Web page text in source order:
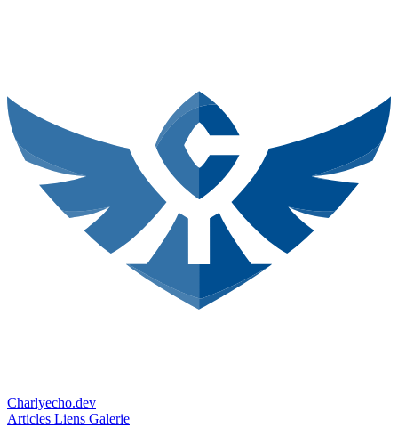
Charlyecho.dev
Articles Liens Galerie